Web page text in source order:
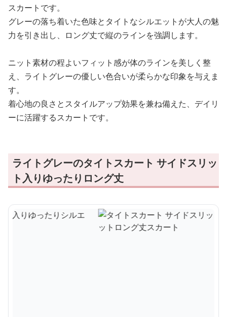
スカートです。
グレーの落ち着いた色味とタイトなシルエットが大人の魅
力を引き出し、ロング丈で縦のラインを強調します。
ニット素材の程よいフィット感が体のラインを美しく整
え、ライトグレーの優しい色合いが柔らかな印象を与えま
す。
着心地の良さとスタイルアップ効果を兼ね備えた、デイリ
ーに活躍するスカートです。
ライトグレーのタイトスカート サイドスリッ
ト入りゆったりロング丈